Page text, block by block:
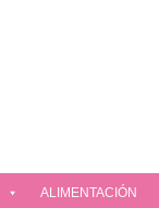
ALIMENTACIÓN